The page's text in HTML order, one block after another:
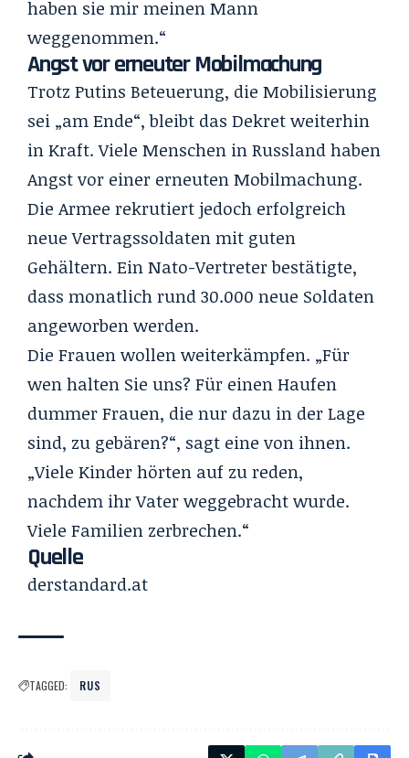
haben sie mir meinen Mann
weggenommen.“
Angst vor erneuter Mobilmachung
Trotz Putins Beteuerung, die Mobilisierung
sei „am Ende“, bleibt das Dekret weiterhin
in Kraft. Viele Menschen in Russland haben
Angst vor einer erneuten Mobilmachung.
Die Armee rekrutiert jedoch erfolgreich
neue Vertragssoldaten mit guten
Gehältern. Ein Nato-Vertreter bestätigte,
dass monatlich rund 30.000 neue Soldaten
angeworben werden.
Die Frauen wollen weiterkämpfen. „Für
wen halten Sie uns? Für einen Haufen
dummer Frauen, die nur dazu in der Lage
sind, zu gebären?“, sagt eine von ihnen.
„Viele Kinder hörten auf zu reden,
nachdem ihr Vater weggebracht wurde.
Viele Familien zerbrechen.“
Quelle
derstandard.at
TAGGED: RUS